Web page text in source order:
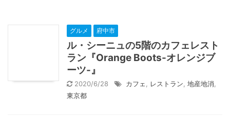
グルメ 府中市
ル・シーニュの5階のカフェレスト
ラン『Orange Boots-オレンジブ
ーツ-』
2020/6/28 カフェ レストラン 地産地消
東京都